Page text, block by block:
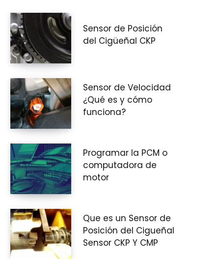
Sensor de Posición
del Cigüeñal CKP
Sensor de Velocidad
¿Qué es y cómo
funciona?
Programar la PCM o
computadora de
motor
Que es un Sensor de
Posición del Cigueñal
Sensor CKP Y CMP